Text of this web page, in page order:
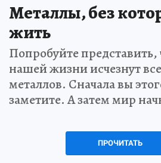
Металлы, без
жить
Попробуйте
нашей жизни исчезнут
металлов. Сначала вы
заметите. А затем мир
ПРОЧИТАТЬ